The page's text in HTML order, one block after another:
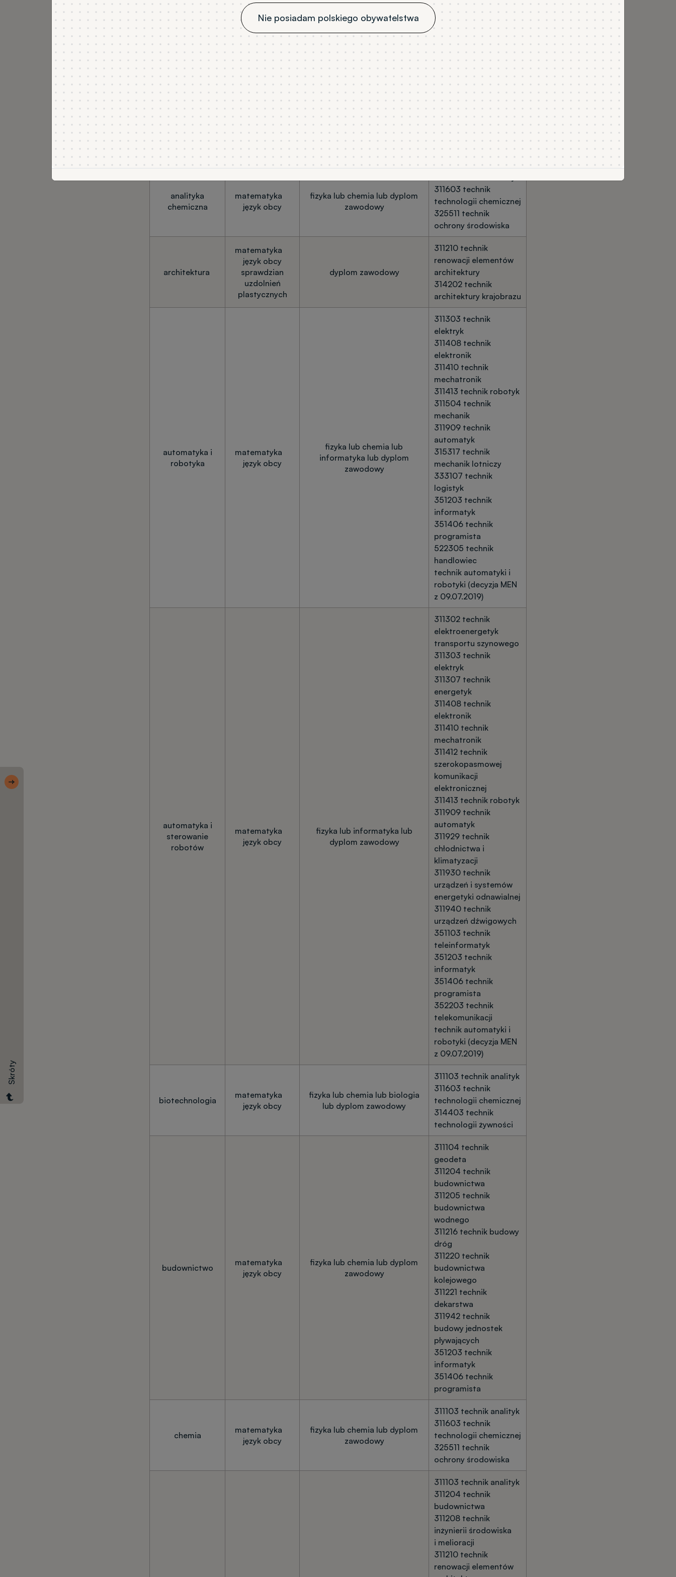
Nie posiadam polskiego obywatelstwa
postępowania kwalifikacyjnego, ale jest równoznaczny z zerową liczbą punktów z tego
przedmiotu.
Kierunek
Wykaz uznawanych dyplomów zawodów, kod i nazwa zawodu
Przedmioty
obowiązkowe
Przedmioty dodatkowe
Dyplom zawodowy, kod
i nazwa zawodu
Aktuariat i
analiza
finansowa
matematyka
język obcy
analityka
chemiczna
matematyka
język obcy
fizyka lub chemia lub dyplom
zawodowy
311603 technik
technologii chemicznej
325511 technik
ochrony środowiska
architektura
matematyka
język obcy
sprawdzian
uzdolnień
plastycznych
dyplom zawodowy
311210 technik
renowacji elementów
architektury
314202 technik
architektury krajobrazu
automatyka i
robotyka
matematyka
język obcy
fizyka lub chemia lub
informatyka lub dyplom
zawodowy
311303 technik
elektryk
311408 technik
elektronik
311410 technik
mechatronik
311413 technik robotyk
311504 technik
mechanik
311909 technik
automatyk
315317 technik
mechanik lotniczy
333107 technik
logistyk
351203 technik
informatyk
351406 technik
programista
522305 technik
handlowiec
technik automatyki i
robotyki (decyzja MEN
z 09.07.2019)
automatyka i
sterowanie
robotów
matematyka
język obcy
fizyka lub informatyka lub
dyplom zawodowy
311302 technik
elektroenergetyk
transportu szynowego
311303 technik
elektryk
311307 technik
energetyk
311408 technik
elektronik
311410 technik
mechatronik
311412 technik
szerokopasmowej
komunikacji
elektronicznej
311413 technik robotyk
311909 technik
automatyk
311929 technik
chłodnictwa i
klimatyzacji
311930 technik
urządzeń i systemów
energetyki odnawialnej
311940 technik
urządzeń dźwigowych
351103 technik
teleinformatyk
351203 technik
informatyk
351406 technik
programista
352203 technik
telekomunikacji
technik automatyki i
robotyki (decyzja MEN
z 09.07.2019)
biotechnologia
matematyka
język obcy
fizyka lub chemia lub biologia
lub dyplom zawodowy
311103 technik analityk
311603 technik
technologii chemicznej
314403 technik
technologii żywności
budownictwo
matematyka
język obcy
fizyka lub chemia lub dyplom
zawodowy
311104 technik
geodeta
311204 technik
budownictwa
311205 technik
budownictwa
wodnego
311216 technik budowy
dróg
311220 technik
budownictwa
kolejowego
311221 technik
dekarstwa
311942 technik
budowy jednostek
pływających
351203 technik
informatyk
351406 technik
programista
chemia
matematyka
język obcy
fizyka lub chemia lub dyplom
zawodowy
311103 technik analityk
311603 technik
technologii chemicznej
325511 technik
ochrony środowiska
311103 technik analityk
311204 technik
budownictwa
311208 technik
inżynierii środowiska
i melioracji
311210 technik
renowacji elementów
Skróty